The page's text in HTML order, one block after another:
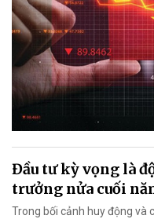
Đầu tư kỳ vọng là
trưởng nửa cuối
Trong bối cảnh huy động và